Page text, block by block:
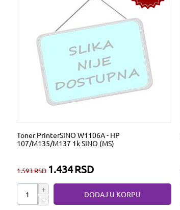
Toner PrinterSINO W1106A - HP
107/M135/M137 1k SINO (MS)
1.593RSD 1.434RSD
+
−
DODAJ U KORPU